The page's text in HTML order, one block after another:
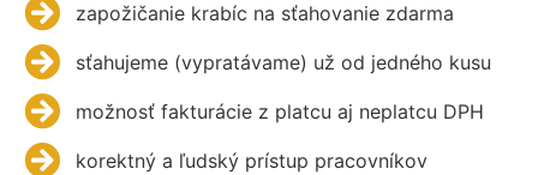
zapožičanie krabíc na sťahovanie zdarma
sťahujeme (vypratávame) už od jedného kusu
možnosť fakturácie z platcu aj neplatcu DPH
korektný a ľudský prístup pracovníkov